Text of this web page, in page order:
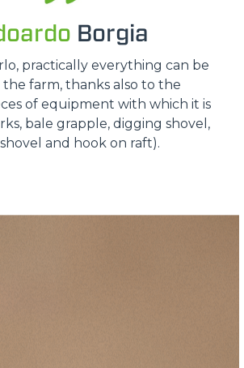
Borgia
practically everything can be
farm, thanks also to the
of equipment with which it is
bale grapple, digging shovel,
and hook on raft).